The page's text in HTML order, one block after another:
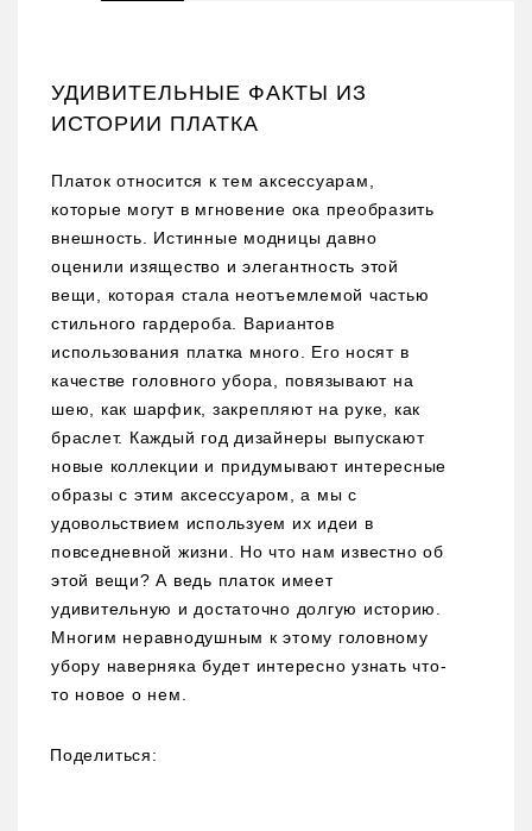
УДИВИТЕЛЬНЫЕ ФАКТЫ ИЗ
ИСТОРИИ ПЛАТКА
Платок относится к тем аксессуарам,
которые могут в мгновение ока преобразить
внешность. Истинные модницы давно
оценили изящество и элегантность этой
вещи, которая стала неотъемлемой частью
стильного гардероба. Вариантов
использования платка много. Его носят в
качестве головного убора, повязывают на
шею, как шарфик, закрепляют на руке, как
браслет. Каждый год дизайнеры выпускают
новые коллекции и придумывают интересные
образы с этим аксессуаром, а мы с
удовольствием используем их идеи в
повседневной жизни. Но что нам известно об
этой вещи? А ведь платок имеет
удивительную и достаточно долгую историю.
Многим неравнодушным к этому головному
убору наверняка будет интересно узнать что-
то новое о нем.
Поделиться: